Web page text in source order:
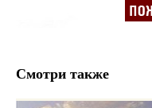
Смотри также